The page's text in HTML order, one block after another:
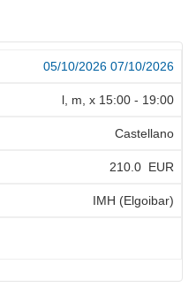
05/10/2026 07/10/2026
l, m, x 15:00 - 19:00
Castellano
210.0 EUR
IMH (Elgoibar)